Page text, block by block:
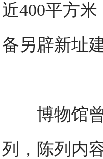
近400平方
备另辟新址
博物馆曾
列，陈列内